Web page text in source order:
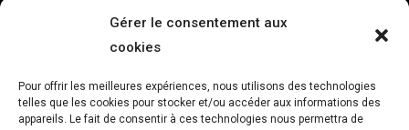
Gérer le consentement aux
cookies
Pour offrir les meilleures expériences, nous utilisons des technologies
telles que les cookies pour stocker et/ou accéder aux informations des
appareils. Le fait de consentir à ces technologies nous permettra de
PPROGRAMME DES BALADES URBAINES 2025
Programme SORTIES URBAN SKETCHER 2024-2025 :
Archives URBAN SKETCHERS ESSONNE